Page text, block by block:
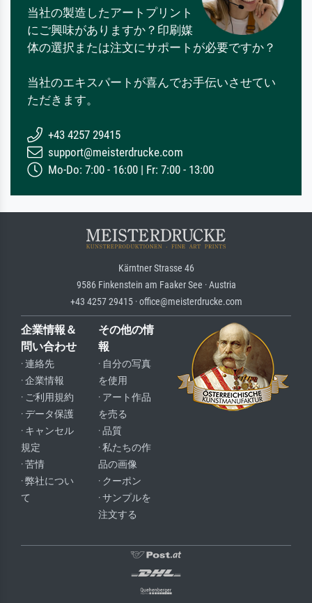
当社の製造したアートプリント
にご興味がありますか？印刷媒
体の選択または注文にサポートが必要ですか？
当社のエキスパートが喜んでお手伝いさせてい
ただきます。
+43 4257 29415
support@meisterdrucke.com
Mo-Do: 7:00 - 16:00 | Fr: 7:00 - 13:00
Kärntner Strasse 46
9586 Finkenstein am Faaker See · Austria
+43 4257 29415 · office@meisterdrucke.com
企業情報＆
問い合わせ
· 連絡先
· 企業情報
· ご利用規約
· データ保護
· キャンセル
規定
· 苦情
· 弊社につい
て
その他の情
報
· 自分の写真
を使用
· アート作品
を売る
· 品質
· 私たちの作
品の画像
· クーポン
· サンプルを
注文する